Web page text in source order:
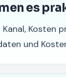
es
Kosten
und